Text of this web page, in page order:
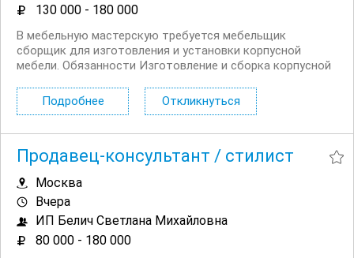
130 000 - 180 000
В мебельную мастерскую требуется мебельщик
сборщик для изготовления и установки корпусной
мебели. Обязанности Изготовление и сборка корпусной
фанерой и другими материалами; Раскрой, присадка,
кромление и установка мебельной фурнитуры; Сборка...
Подробнее Откликнуться
Продавец-консультант / стилист
Москва
Вчера
ИП Белич Светлана Михайловна
80 000 - 180 000